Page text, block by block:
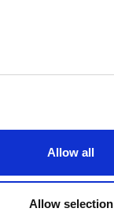
Allow all
Allow selection